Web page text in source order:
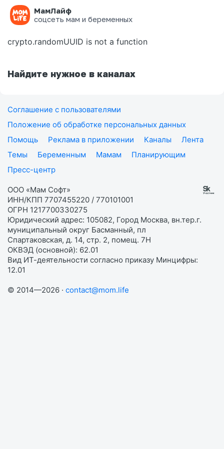
МамЛайф
соцсеть мам и беременных
Ошибка на странице
crypto.randomUUID is not a function
Найдите нужное в каналах
Соглашение с пользователями
Положение об обработке персональных данных
Помощь
Реклама в приложении Каналы
Лента
Темы
Беременным Мамам
Планирующим
Пресс-центр
ООО «Мам Софт»
ИНН/КПП 7707455220 / 770101001
ОГРН 1217700330275
Юридический адрес: 105082, Город Москва, вн.тер.г.
муниципальный округ Басманный, пл
Спартаковская, д. 14, стр. 2, помещ. 7Н
ОКВЭД (основной): 62.01
Вид ИТ-деятельности согласно приказу Минцифры:
12.01
© 2014—2026 · contact@mom.life